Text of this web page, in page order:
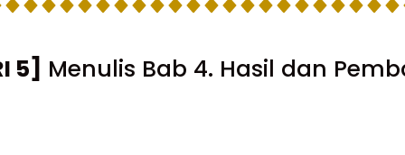
5] Menulis Bab 4. Hasil dan